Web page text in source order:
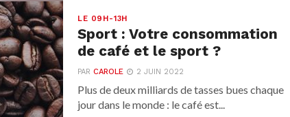
LE 09H-13H
Sport : Votre consommation
de café et le sport ?
PARCAROLE 2 JUIN 2022
Plus de deux milliards de tasses bues chaque
jour dans le monde : le café est...